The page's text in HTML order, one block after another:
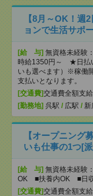
【8月～OK！週
ョンで生活サポ
[給 与] 無資格未経験
時給1350円～ ★日払
いも選べます）※稼働
支払いとなります。
[交通費]交通費全額支
[勤務地] 呉駅 / 広駅 / 新
【オープニング
いも仕事の1つ[
[給 与] 無資格未経験
OK ■扶養内OK ■日
[交通費]交通費全額支給